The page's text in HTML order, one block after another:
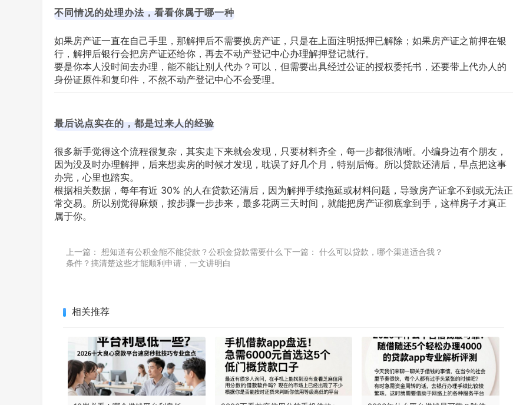
不同情况的处理办法，看看你属于哪一种
如果房产证一直在自己手里，那解押后不需要换房产证，只是在上面注明抵押已解除；如果房产证之前押在银
行，解押后银行会把房产证还给你，再去不动产登记中心办理解押登记就行。
要是你本人没时间去办理，能不能让别人代办？可以，但需要出具经过公证的授权委托书，还要带上代办人的
身份证原件和复印件，不然不动产登记中心不会受理。
最后说点实在的，都是过来人的经验
很多新手觉得这个流程很复杂，其实走下来就会发现，只要材料齐全，每一步都很清晰。小编身边有个朋友，
因为没及时办理解押，后来想卖房的时候才发现，耽误了好几个月，特别后悔。所以贷款还清后，早点把这事
办完，心里也踏实。
根据相关数据，每年有近 30% 的人在贷款还清后，因为解押手续拖延或材料问题，导致房产证拿不到或无法正
常交易。所以别觉得麻烦，按步骤一步步来，最多花两三天时间，就能把房产证彻底拿到手，这样房子才真正
属于你。
上一篇： 想知道有公积金能不能贷款？公积金贷款需要什么
条件？搞清楚这些才能顺利申请，一文讲明白
下一篇： 什么可以贷款，哪个渠道适合我？
相关推荐